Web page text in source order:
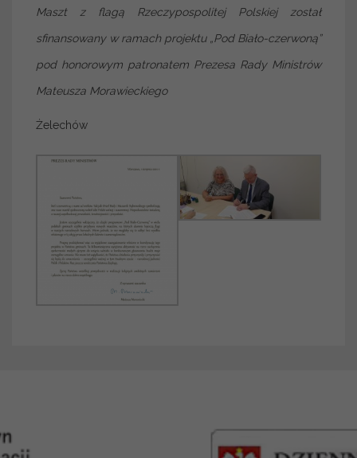
Maszt z flagą Rzeczypospolitej Polskiej został
sfinansowany w ramach projektu „Pod Biało-czerwoną”
pod honorowym patronatem Prezesa Rady Ministrów
Mateusza Morawieckiego
Żelechów